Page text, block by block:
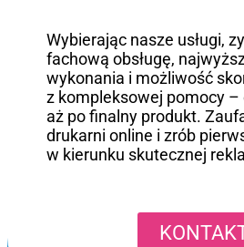
Wybierając nasze usługi,
fachową obsługę,
wykonania i możliwość
z kompleksowej pomocy –
aż po finalny produkt.
drukarni online i zrób
w kierunku skutecznej